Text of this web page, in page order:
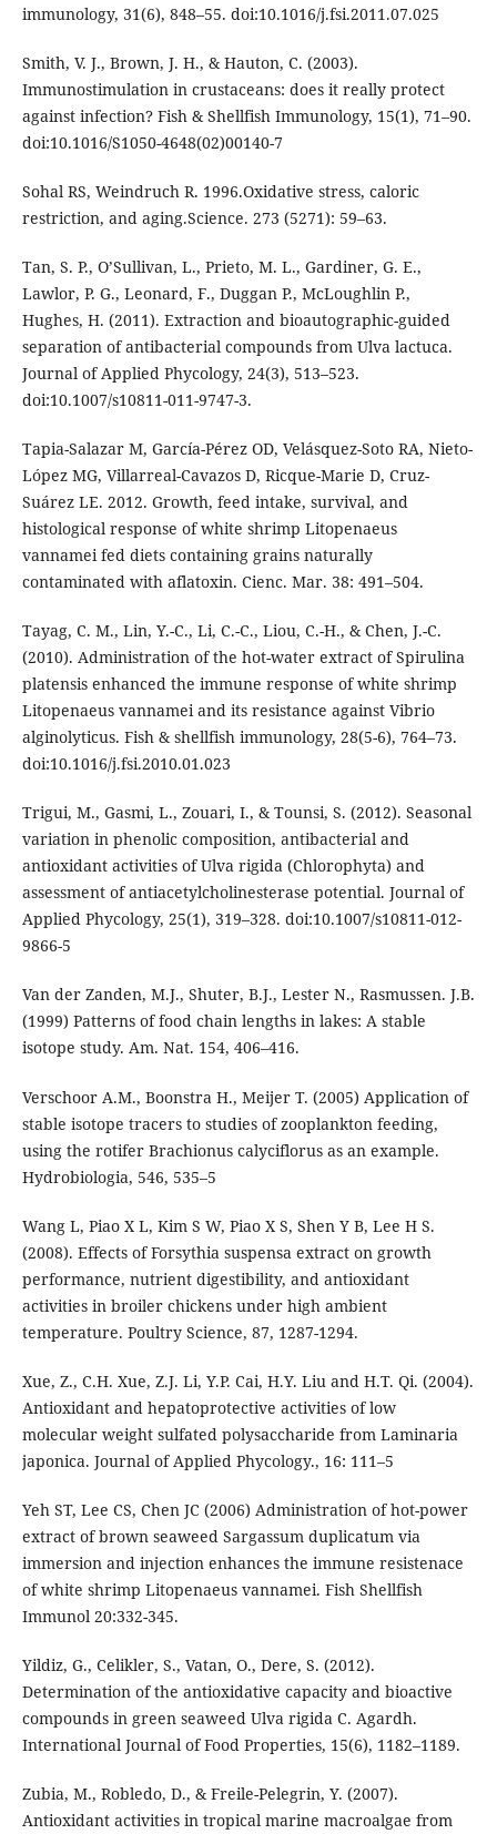
immunology, 31(6), 848–55. doi:10.1016/j.fsi.2011.07.025
Smith, V. J., Brown, J. H., & Hauton, C. (2003).
Immunostimulation in crustaceans: does it really protect
against infection? Fish & Shellfish Immunology, 15(1), 71–90.
doi:10.1016/S1050-4648(02)00140-7
Sohal RS, Weindruch R. 1996.Oxidative stress, caloric
restriction, and aging.Science. 273 (5271): 59–63.
Tan, S. P., O’Sullivan, L., Prieto, M. L., Gardiner, G. E.,
Lawlor, P. G., Leonard, F., Duggan P., McLoughlin P.,
Hughes, H. (2011). Extraction and bioautographic-guided
separation of antibacterial compounds from Ulva lactuca.
Journal of Applied Phycology, 24(3), 513–523.
doi:10.1007/s10811-011-9747-3.
Tapia-Salazar M, García-Pérez OD, Velásquez-Soto RA, Nieto-
López MG, Villarreal-Cavazos D, Ricque-Marie D, Cruz-
Suárez LE. 2012. Growth, feed intake, survival, and
histological response of white shrimp Litopenaeus
vannamei fed diets containing grains naturally
contaminated with aflatoxin. Cienc. Mar. 38: 491–504.
Tayag, C. M., Lin, Y.-C., Li, C.-C., Liou, C.-H., & Chen, J.-C.
(2010). Administration of the hot-water extract of Spirulina
platensis enhanced the immune response of white shrimp
Litopenaeus vannamei and its resistance against Vibrio
alginolyticus. Fish & shellfish immunology, 28(5-6), 764–73.
doi:10.1016/j.fsi.2010.01.023
Trigui, M., Gasmi, L., Zouari, I., & Tounsi, S. (2012). Seasonal
variation in phenolic composition, antibacterial and
antioxidant activities of Ulva rigida (Chlorophyta) and
assessment of antiacetylcholinesterase potential. Journal of
Applied Phycology, 25(1), 319–328. doi:10.1007/s10811-012-
9866-5
Van der Zanden, M.J., Shuter, B.J., Lester N., Rasmussen. J.B.
(1999) Patterns of food chain lengths in lakes: A stable
isotope study. Am. Nat. 154, 406–416.
Verschoor A.M., Boonstra H., Meijer T. (2005) Application of
stable isotope tracers to studies of zooplankton feeding,
using the rotifer Brachionus calyciflorus as an example.
Hydrobiologia, 546, 535–5
Wang L, Piao X L, Kim S W, Piao X S, Shen Y B, Lee H S.
(2008). Effects of Forsythia suspensa extract on growth
performance, nutrient digestibility, and antioxidant
activities in broiler chickens under high ambient
temperature. Poultry Science, 87, 1287-1294.
Xue, Z., C.H. Xue, Z.J. Li, Y.P. Cai, H.Y. Liu and H.T. Qi. (2004).
Antioxidant and hepatoprotective activities of low
molecular weight sulfated polysaccharide from Laminaria
japonica. Journal of Applied Phycology., 16: 111–5
Yeh ST, Lee CS, Chen JC (2006) Administration of hot-power
extract of brown seaweed Sargassum duplicatum via
immersion and injection enhances the immune resistenace
of white shrimp Litopenaeus vannamei. Fish Shellfish
Immunol 20:332-345.
Yildiz, G., Celikler, S., Vatan, O., Dere, S. (2012).
Determination of the antioxidative capacity and bioactive
compounds in green seaweed Ulva rigida C. Agardh.
International Journal of Food Properties, 15(6), 1182–1189.
Zubia, M., Robledo, D., & Freile-Pelegrin, Y. (2007).
Antioxidant activities in tropical marine macroalgae from